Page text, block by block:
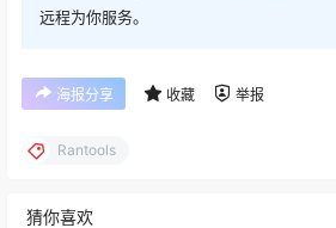
远程为你服务。
海报分享 收藏 举报
Rantools
猜你喜欢